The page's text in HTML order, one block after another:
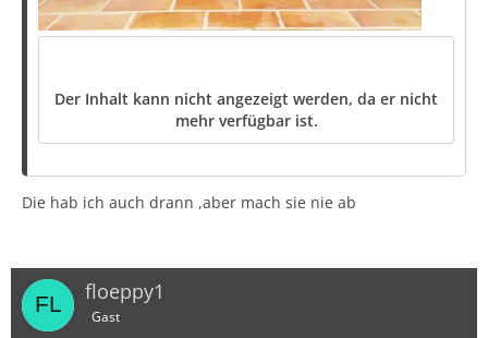
Der Inhalt kann nicht angezeigt werden, da er nicht
mehr verfügbar ist.
Die hab ich auch drann ,aber mach sie nie ab
floeppy1
Gast